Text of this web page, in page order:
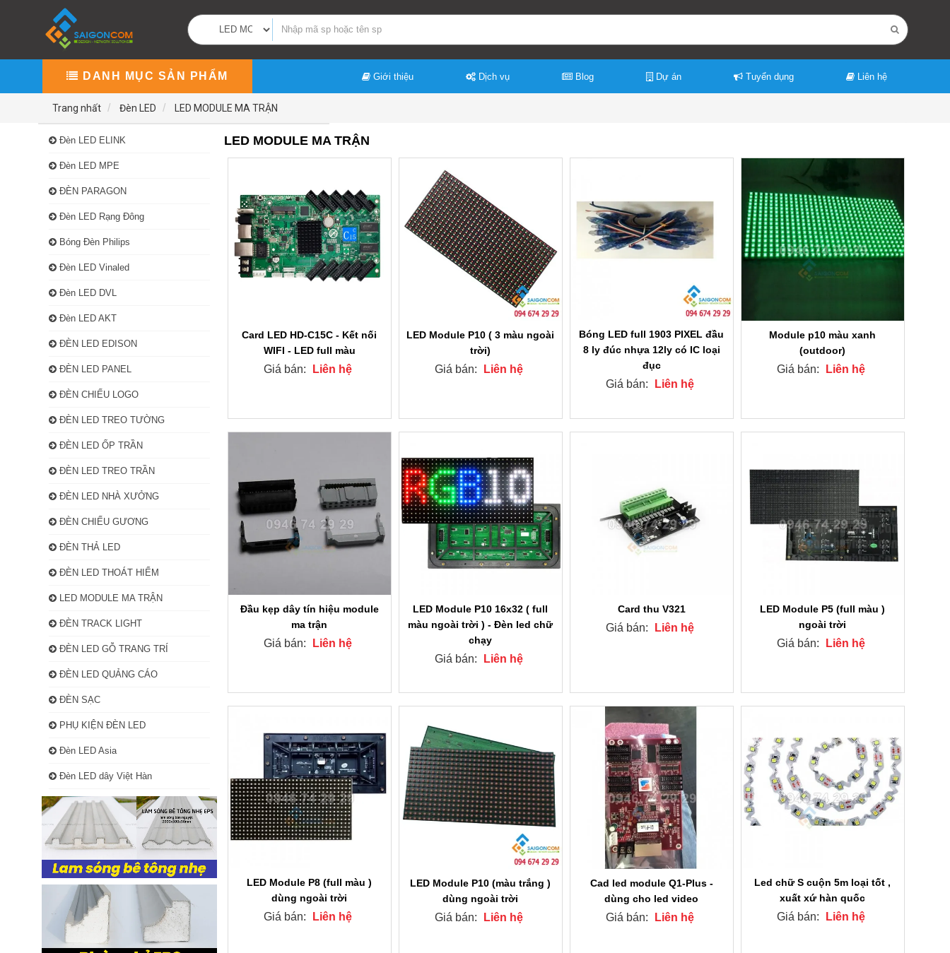
DANH MỤC SẢN PHẨM Giới thiệu Dịch vụ Blog Dự án Tuyển dụng Liên hệ
Trang nhất Đèn LED LED MODULE MA TRẬN
LED MODULE MA TRẬN
Card LED HD-C15C - Kết nối
WIFI - LED full màu
Giá bán: Liên hệ
LED Module P10 ( 3 màu ngoài
trời)
Giá bán: Liên hệ
Bóng LED full 1903 PIXEL đầu
8 ly đúc nhựa 12ly có IC loại
đục
Giá bán: Liên hệ
Module p10 màu xanh
(outdoor)
Giá bán: Liên hệ
Đầu kẹp dây tín hiệu module
ma trận
Giá bán: Liên hệ
LED Module P10 16x32 ( full
màu ngoài trời ) - Đèn led chữ
chạy
Giá bán: Liên hệ
Card thu V321
Giá bán: Liên hệ
LED Module P5 (full màu )
ngoài trời
Giá bán: Liên hệ
LED Module P8 (full màu )
dùng ngoài trời
Giá bán: Liên hệ
LED Module P10 (màu trắng )
dùng ngoài trời
Giá bán: Liên hệ
Cad led module Q1-Plus -
dùng cho led video
Giá bán: Liên hệ
Led chữ S cuộn 5m loại tốt ,
xuất xứ hàn quốc
Giá bán: Liên hệ
Đèn LED ELINK
Đèn LED MPE
ĐÈN PARAGON
Đèn LED Rạng Đông
Bóng Đèn Philips
Đèn LED Vinaled
Đèn LED DVL
Đèn LED AKT
ĐÈN LED EDISON
ĐÈN LED PANEL
ĐÈN CHIẾU LOGO
ĐÈN LED TREO TƯỜNG
ĐÈN LED ỐP TRẦN
ĐÈN LED TREO TRẦN
ĐÈN LED NHÀ XƯỞNG
ĐÈN CHIẾU GƯƠNG
ĐÈN THẢ LED
ĐÈN LED THOÁT HIỂM
LED MODULE MA TRẬN
ĐÈN TRACK LIGHT
ĐÈN LED GỖ TRANG TRÍ
ĐÈN LED QUẢNG CÁO
ĐÈN SẠC
PHỤ KIỆN ĐÈN LED
Đèn LED Asia
Đèn LED dây Việt Hàn